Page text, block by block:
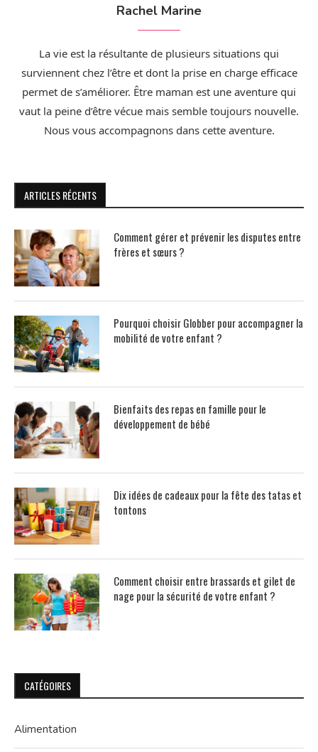
Rachel Marine
La vie est la résultante de plusieurs situations qui
surviennent chez l’être et dont la prise en charge efficace
permet de s’améliorer. Être maman est une aventure qui
vaut la peine d’être vécue mais semble toujours nouvelle.
Nous vous accompagnons dans cette aventure.
ARTICLES RÉCENTS
Comment gérer et prévenir les disputes entre
frères et sœurs ?
Pourquoi choisir Globber pour accompagner la
mobilité de votre enfant ?
Bienfaits des repas en famille pour le
développement de bébé
Dix idées de cadeaux pour la fête des tatas et
tontons
Comment choisir entre brassards et gilet de
nage pour la sécurité de votre enfant ?
CATÉGOIRES
Alimentation